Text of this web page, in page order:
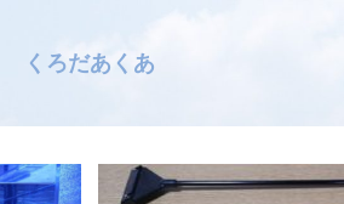
くろだあくあ